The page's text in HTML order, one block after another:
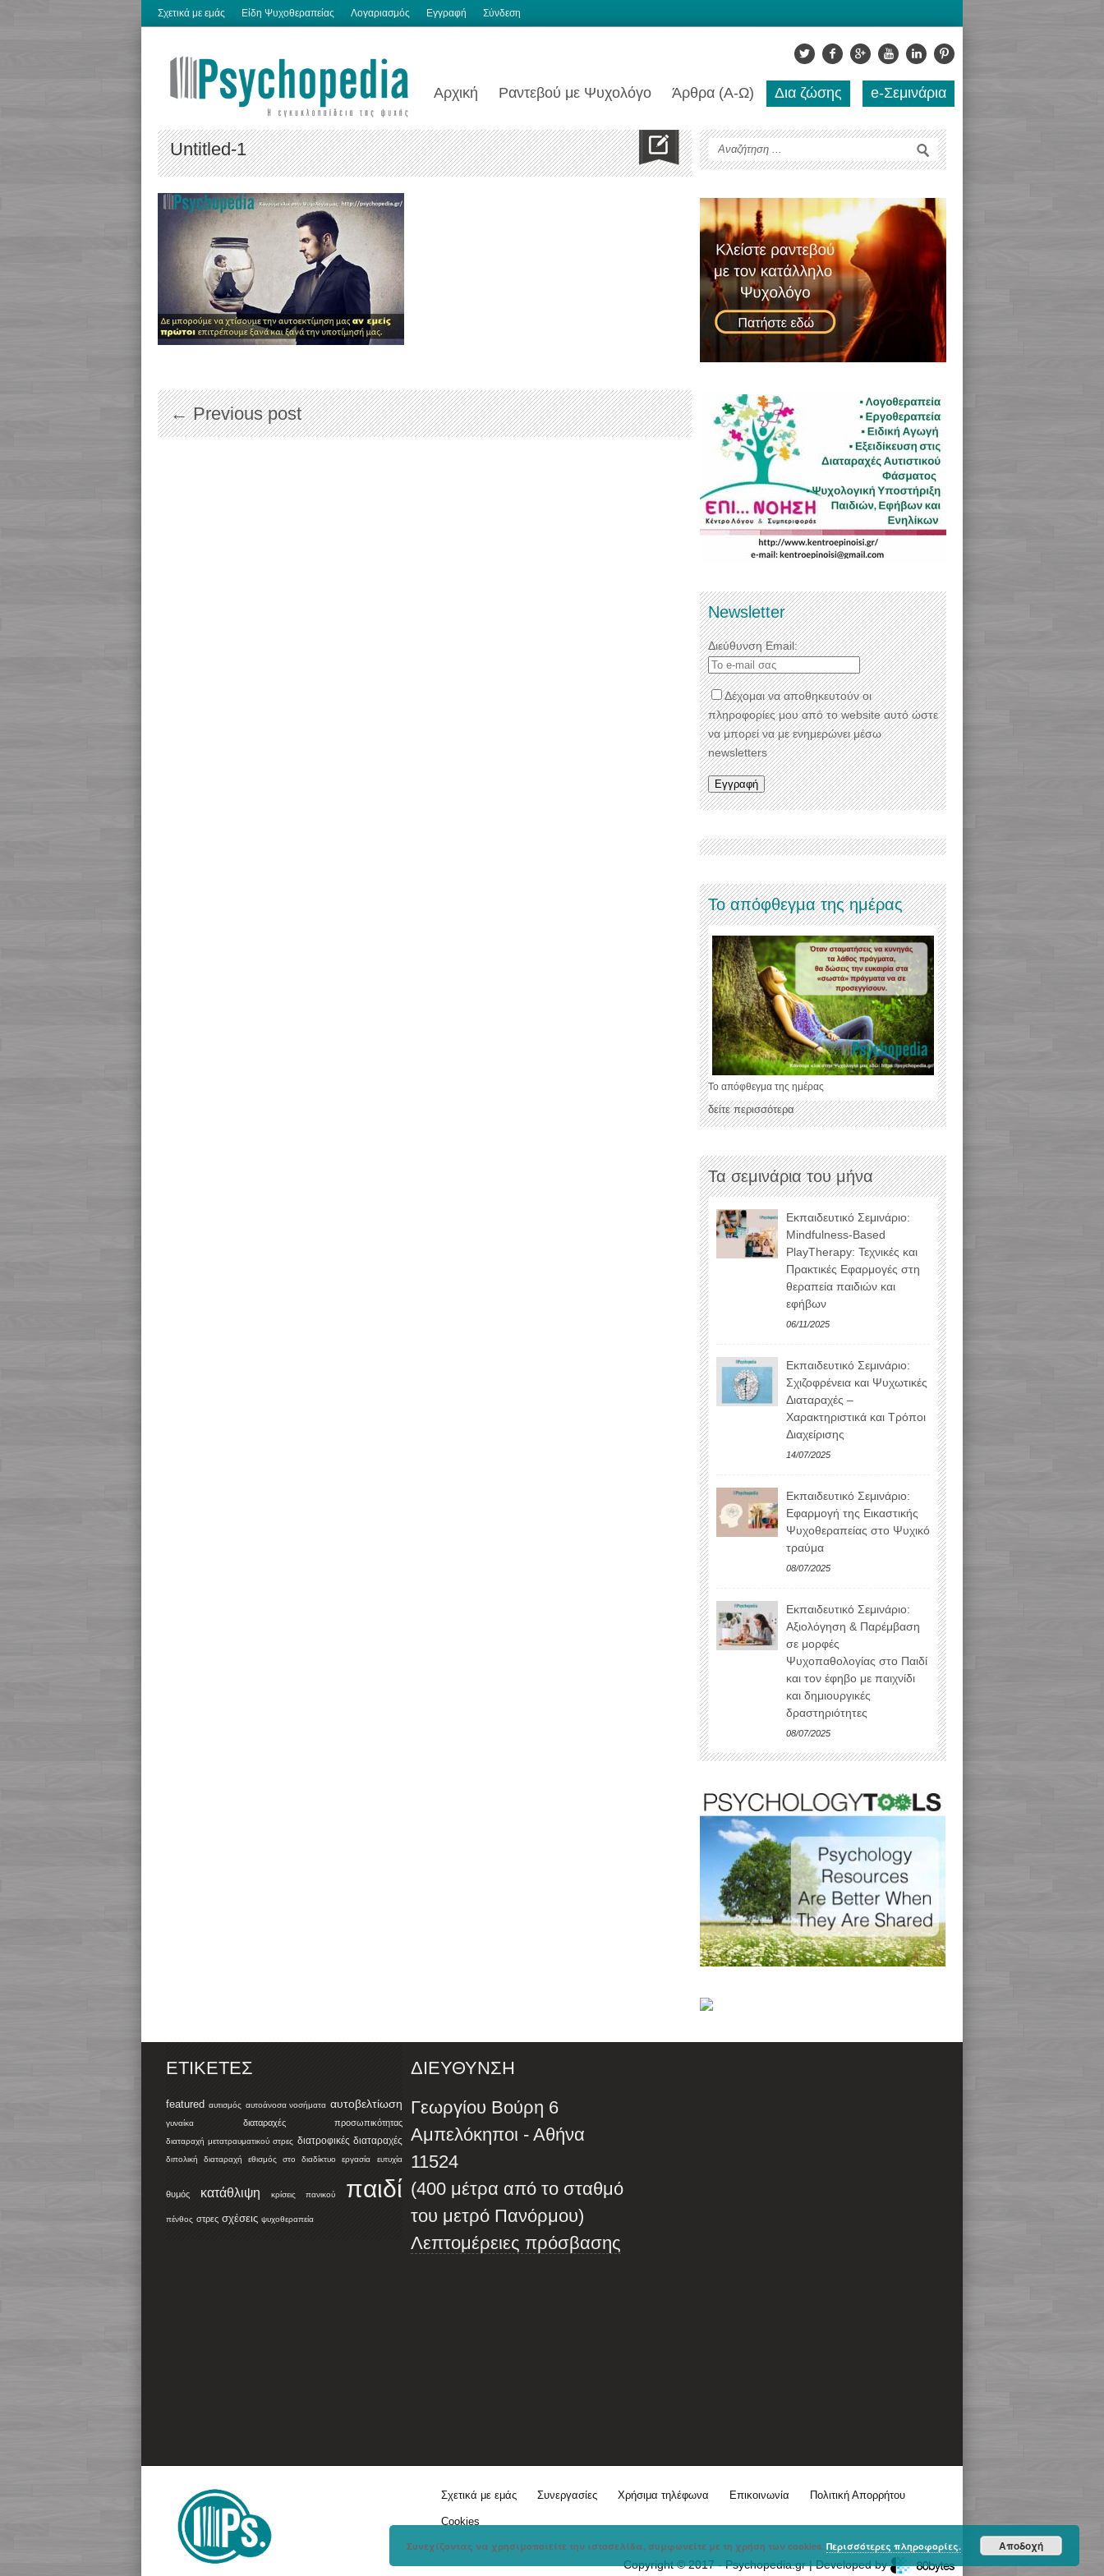
Σχετικά με εμάς Είδη Ψυχοθεραπείας Λογαριασμός Εγγραφή Σύνδεση
Αρχική Ραντεβού με Ψυχολόγο Άρθρα (Α-Ω) Δια ζώσης e-Σεμινάρια
Untitled-1
← Previous post
Newsletter
Διεύθυνση Email:
Δέχομαι να αποθηκευτούν οι
πληροφορίες μου από το website αυτό ώστε
να μπορεί να με ενημερώνει μέσω
newsletters
Το απόφθεγμα της ημέρας
Το απόφθεγμα της ημέρας
δείτε περισσότερα
Τα σεμινάρια του μήνα
Εκπαιδευτικό Σεμινάριο:
Mindfulness-Based
PlayTherapy: Τεχνικές και
Πρακτικές Εφαρμογές στη
θεραπεία παιδιών και
εφήβων
06/11/2025
Εκπαιδευτικό Σεμινάριο:
Σχιζοφρένεια και Ψυχωτικές
Διαταραχές –
Χαρακτηριστικά και Τρόποι
Διαχείρισης
14/07/2025
Εκπαιδευτικό Σεμινάριο:
Εφαρμογή της Εικαστικής
Ψυχοθεραπείας στο Ψυχικό
τραύμα
08/07/2025
Εκπαιδευτικό Σεμινάριο:
Αξιολόγηση & Παρέμβαση
σε μορφές
Ψυχοπαθολογίας στο Παιδί
και τον έφηβο με παιχνίδι
και δημιουργικές
δραστηριότητες
08/07/2025
ΕΤΙΚΈΤΕΣ
featured αυτισμός αυτοάνοσα νοσήματα αυτοβελτίωση
γυναίκα διαταραχές προσωπικότητας
διαταραχή μετατραυματικού στρες διατροφικές διαταραχές
διπολική διαταραχή εθισμός στο διαδίκτυο εργασία ευτυχία
θυμός κατάθλιψη κρίσεις πανικού παιδί
πένθος στρες σχέσεις ψυχοθεραπεία
ΔΙΕΥΘΥΝΣΗ
Γεωργίου Βούρη 6
Αμπελόκηποι - Αθήνα
11524
(400 μέτρα από το σταθμό
του μετρό Πανόρμου)
Λεπτομέρειες πρόσβασης
Σχετικά με εμάς Συνεργασίες Χρήσιμα τηλέφωνα Επικοινωνία Πολιτική Απορρήτου
Cookies
Copyright © 2017 - Psychopedia.gr | Developed by
Συνεχίζοντας να χρησιμοποιείτε την ιστοσελίδα, συμφωνείτε με τη χρήση των cookies. Περισσότερες πληροφορίες. Αποδοχή